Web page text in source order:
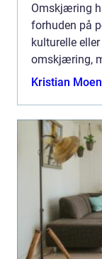
Omskjæring
forhuden på
kulturelle
omskjæring,
innebærer,
Kristian Moen